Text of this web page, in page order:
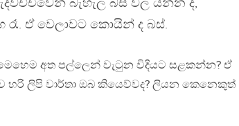
බැහැල බස් වල යන්න ද,
ඒ වෙලාවට කොයින් ද බස්.
අත පල්ලෙන් වැටුන විදියට සළකන්න? ඒ
ලිපි වාර්තා ඔබ කියෙව්වද? ලියන කෙනෙකුත්